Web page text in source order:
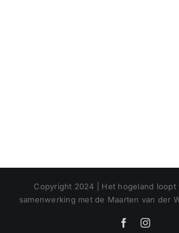
Copyright 2024 | Het hogeland loopt
samenwerking met de Maarten van der
Facebook